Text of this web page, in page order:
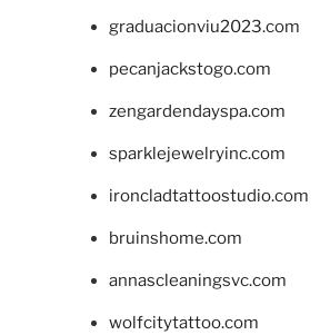
graduacionviu2023.com
pecanjackstogo.com
zengardendayspa.com
sparklejewelryinc.com
ironcladtattoostudio.com
bruinshome.com
annascleaningsvc.com
wolfcitytattoo.com